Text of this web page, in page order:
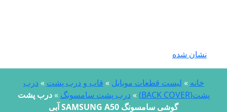
نشان شده
خانه»لیست قطعات موبایل»قاب و درب پشت»درب
پشت(BACK COVER)
»درب پشت سامسونگ»درب پشت
گوشی سامسونگ SAMSUNG A50 آبی